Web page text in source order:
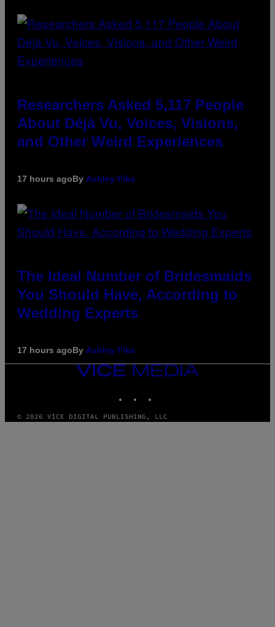
Researchers Asked 5,117 People
About Déjà Vu, Voices, Visions,
and Other Weird Experiences
17 hours agoBy Ashley Fike
The Ideal Number of Bridesmaids
You Should Have, According to
Wedding Experts
17 hours agoBy Ashley Fike
VICE
MEDIA
© 2026 VICE DIGITAL PUBLISHING, LLC